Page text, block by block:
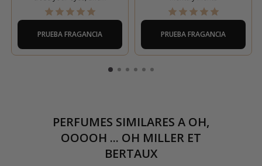
PRUEBA FRAGANCIA PRUEBA FRAGANCIA
PERFUMES SIMILARES A OH,
OOOOH ... OH MILLER ET
BERTAUX